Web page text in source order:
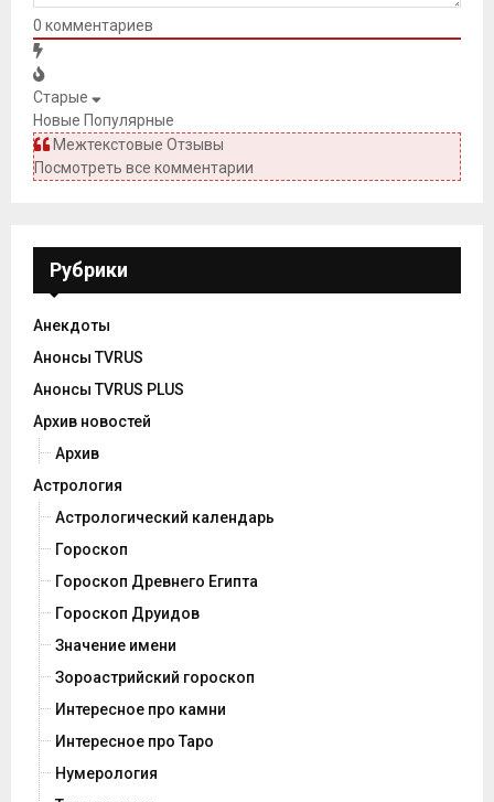
0 комментариев
Старые
Новые Популярные
Межтекстовые Отзывы
Посмотреть все комментарии
Рубрики
Анекдоты
Анонсы TVRUS
Анонсы TVRUS PLUS
Архив новостей
Архив
Астрология
Астрологический календарь
Гороскоп
Гороскоп Древнего Египта
Гороскоп Друидов
Значение имени
Зороастрийский гороскоп
Интересное про камни
Интересное про Таро
Нумерология